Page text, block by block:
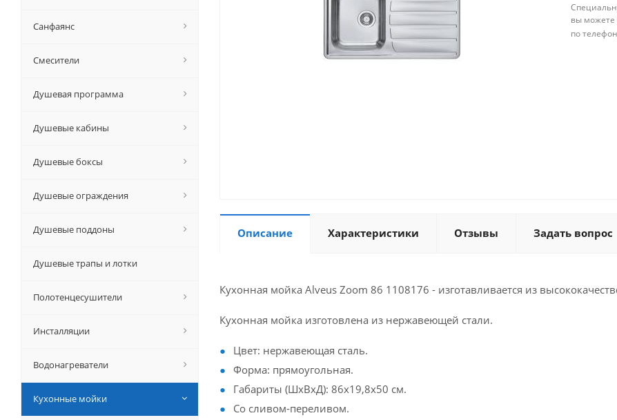
вы можете
по
Описание Характеристики Отзывы Задать вопрос
Кухонная мойка Alveus Zoom 86 1108176 - изготавливается из
Кухонная мойка изготовлена из нержавеющей стали.
Цвет: нержавеющая сталь.
Форма: прямоугольная.
Габариты (ШхВхД): 86х19,8х50 см.
Со сливом-переливом.
Санфаянс
Смесители
Душевая программа
Душевые кабины
Душевые боксы
Душевые ограждения
Душевые поддоны
Душевые трапы и лотки
Полотенцесушители
Инсталляции
Водонагреватели
Кухонные мойки